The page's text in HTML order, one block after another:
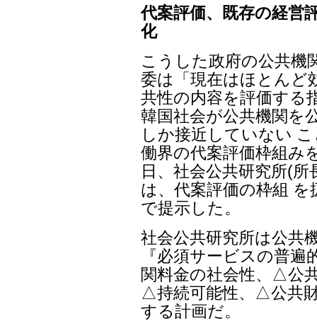
代案評価、既存の経営
化
こうした政府の公共機
委は「現在はほとんど
共性の内容を評価する
韓国社会が公共機関を
しか接近していない
働界の代案評価枠組み
日、社会公共研究所(
は、代案評価の枠組
で提示した。
社会公共研究所は公共
『必須サービスの普
関料金の社会性、△公
△持続可能性、△公共
する計画だ。